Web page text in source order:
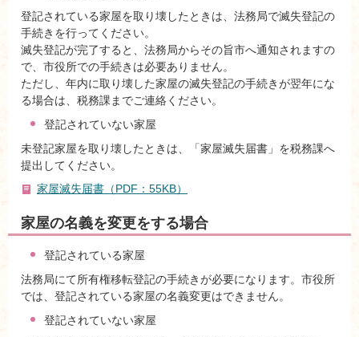
登記されている家屋を取り壊したときは、法務局で滅失登記の
手続きを行ってください。
滅失登記が完了すると、法務局からその旨市へ通知されますの
で、市役所での手続きは必要ありません。
ただし、年内に取り壊した家屋の滅失登記の手続きが翌年にな
る場合は、税務課までご連絡ください。
登記されていない家屋
未登記家屋を取り壊したときは、「家屋滅失届書」を税務課へ
提出してください。
家屋滅失届書（PDF：55KB）
家屋の名義を変更をする場合
登記されている家屋
法務局にて所有権移転登記の手続きが必要になります。市役所
では、登記されている家屋の名義変更はできません。
登記されていない家屋